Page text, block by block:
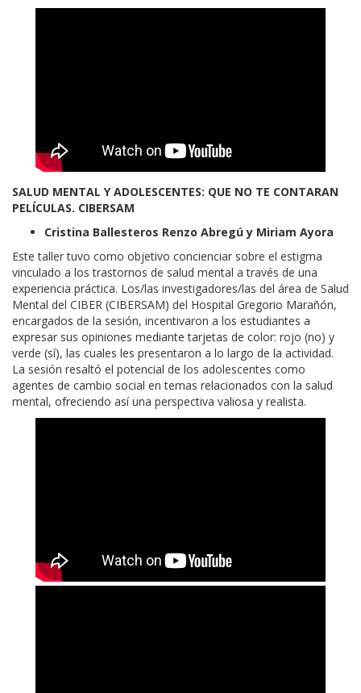
SALUD MENTAL Y ADOLESCENTES: QUE NO TE CONTARAN
PELÍCULAS. CIBERSAM
Cristina Ballesteros Renzo Abregú y Miriam Ayora
Este taller tuvo como objetivo concienciar sobre el estigma
vinculado a los trastornos de salud mental a través de una
experiencia práctica. Los/las investigadores/las del área de Salud
Mental del CIBER (CIBERSAM) del Hospital Gregorio Marañón,
encargados de la sesión, incentivaron a los estudiantes a
expresar sus opiniones mediante tarjetas de color: rojo (no) y
verde (sí), las cuales les presentaron a lo largo de la actividad.
La sesión resaltó el potencial de los adolescentes como
agentes de cambio social en temas relacionados con la salud
mental, ofreciendo así una perspectiva valiosa y realista.